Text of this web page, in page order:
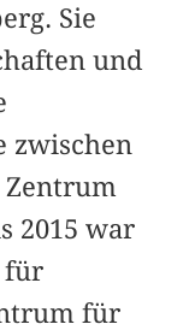
Sie
und
zwischen
Zentrum
2015 war
für
für